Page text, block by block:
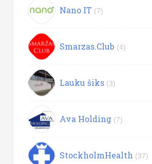
Nano IT (7)
Smarzas.Club (4)
Lauku šiks (3)
Ava Holding (7)
StockholmHealth (37)